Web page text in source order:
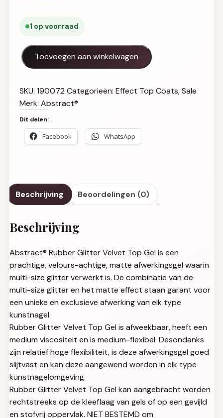
1 op voorraad
Rubber Glitter Velvet Top Gel LOTUS FLOWER WHITE
Toevoegen aan winkelwagen
SKU: 190072 Categorieën: Effect Top Coats,Sale
Merk: Abstract®
Dit delen:
Facebook WhatsApp
Beschrijving Beoordelingen (0)
Beschrijving
Abstract® Rubber Glitter Velvet Top Gel is een
prachtige, velours-achtige, matte afwerkingsgel waarin
multi-size glitter verwerkt is. De combinatie van de
multi-size glitter en het matte effect staan garant voor
een unieke en exclusieve afwerking van elk type
kunstnagel.
Rubber Glitter Velvet Top Gel is afweekbaar, heeft een
medium viscositeit en is medium-flexibel. Desondanks
zijn relatief hoge flexibiliteit, is deze afwerkingsgel goed
slijtvast en kan deze aangewend worden in elk type
kunstnagelomgeving.
Rubber Glitter Velvet Top Gel kan aangebracht worden
rechtstreeks op de kleeflaag van gels of op een gevijld
en stofvrij oppervlak. NIET BESTEMD om